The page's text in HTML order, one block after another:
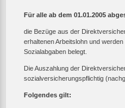
Für alle ab dem 01.01.2005
die Bezüge aus der
erhaltenen Arbeitslohn und
Sozialabgaben belegt.
Die Auszahlung der
sozialversicherungspflichtig
Folgendes gilt: